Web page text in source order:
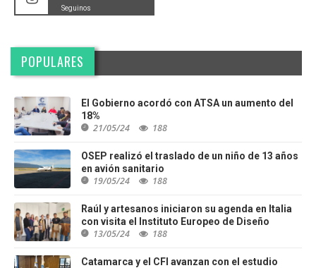
Seguinos
POPULARES
El Gobierno acordó con ATSA un aumento del
18%
21/05/24 188
OSEP realizó el traslado de un niño de 13 años
en avión sanitario
19/05/24 188
Raúl y artesanos iniciaron su agenda en Italia
con visita el Instituto Europeo de Diseño
13/05/24 188
Catamarca y el CFI avanzan con el estudio